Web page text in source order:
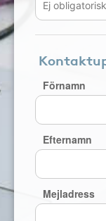
Förnamn
Efternamn
Mejladress